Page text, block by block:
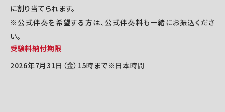
に割り当てられます。
※公式伴奏を希望する方は、公式伴奏料も一緒にお振込くださ
い。
受験料納付期限
2026年7月31日（金）15時まで※日本時間